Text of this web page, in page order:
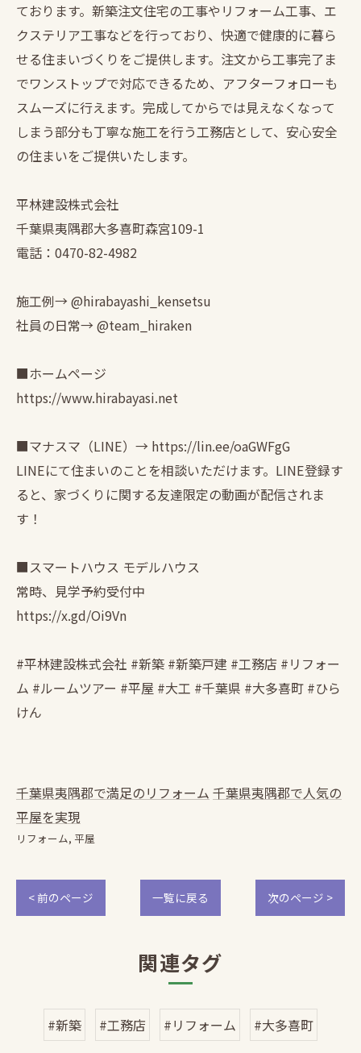
ております。新築注文住宅の工事やリフォーム工事、エ
クステリア工事などを行っており、快適で健康的に暮ら
せる住まいづくりをご提供します。注文から工事完了ま
でワンストップで対応できるため、アフターフォローも
スムーズに行えます。完成してからでは見えなくなって
しまう部分も丁寧な施工を行う工務店として、安心安全
の住まいをご提供いたします。
平林建設株式会社
千葉県夷隅郡大多喜町森宮109-1
電話：0470-82-4982
施工例→ @hirabayashi_kensetsu
社員の日常→ @team_hiraken
■ホームページ
https://www.hirabayasi.net
■マナスマ（LINE）→ https://lin.ee/oaGWFgG
LINEにて住まいのことを相談いただけます。LINE登録す
ると、家づくりに関する友達限定の動画が配信されま
す！
■スマートハウス モデルハウス
常時、見学予約受付中
https://x.gd/Oi9Vn
#平林建設株式会社 #新築 #新築戸建 #工務店 #リフォー
ム #ルームツアー #平屋 #大工 #千葉県 #大多喜町 #ひら
けん
千葉県夷隅郡で満足のリフォーム 千葉県夷隅郡で人気の
平屋を実現
リフォーム 平屋
< 前のページ 一覧に戻る 次のページ >
関連タグ
#新築 #工務店 #リフォーム #大多喜町